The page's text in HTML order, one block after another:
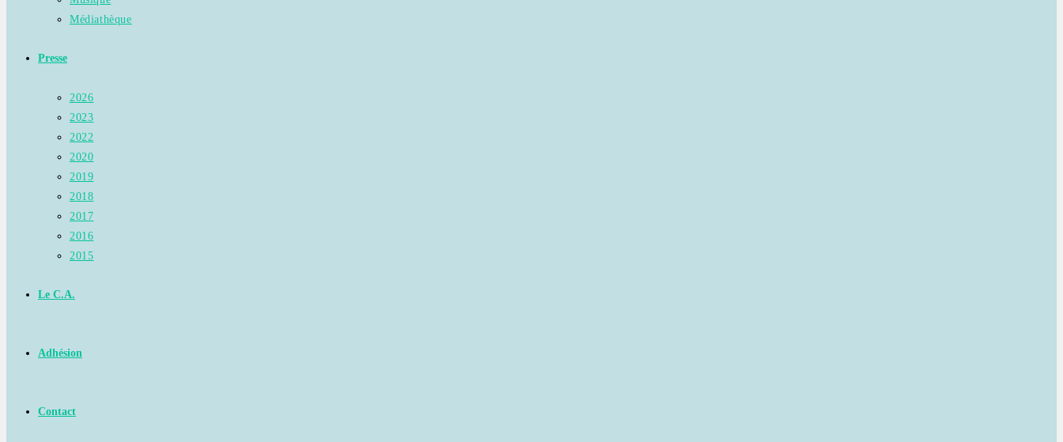
Médiathèque
Presse
2026
2023
2022
2020
2019
2018
2017
2016
2015
Le C.A.
Adhésion
Contact